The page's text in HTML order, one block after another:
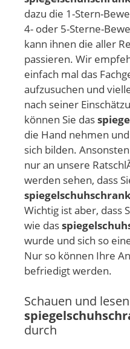
dazu die 1-Stern-
4- oder 5-Sterne-
kann ihnen die aller
passieren. Wir
einfach mal das
aufzusuchen und
nach seiner
können Sie das
die Hand nehmen
sich bilden.
nur an unsere
werden sehen, dass
Wichtig ist aber, dass
wie das
wurde und sich so
Nur so können Ihre
befriedigt werden.
Schauen und
durch